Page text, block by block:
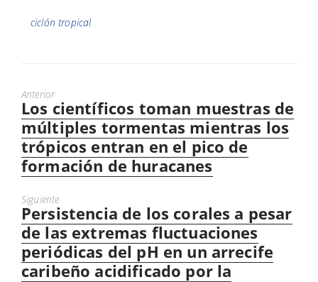
ciclón tropical
Anterior
Previous
post:
Los científicos toman muestras de
múltiples tormentas mientras los
trópicos entran en el pico de
formación de huracanes
Siguiente
Next
post:
Persistencia de los corales a pesar
de las extremas fluctuaciones
periódicas del pH en un arrecife
caribeño acidificado por la